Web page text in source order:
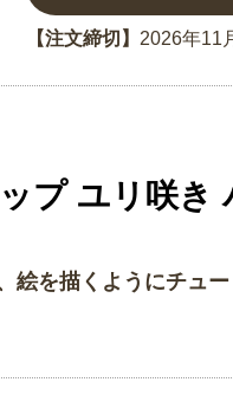
【注文締切】 2026年11
プ ユリ咲き
を描くようにチュー